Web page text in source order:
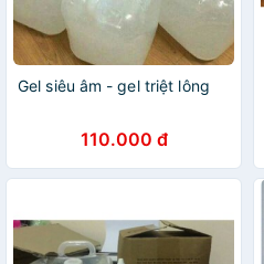
Gel siêu âm - gel triệt lông
110.000 đ